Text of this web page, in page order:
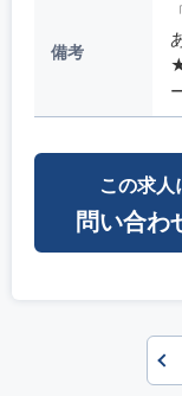
備考
この求人
問い合わ